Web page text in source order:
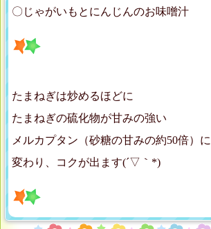
〇じゃがいもとにんじんのお味噌汁
たまねぎは炒めるほどに
たまねぎの硫化物が甘みの強い
メルカプタン（砂糖の甘みの約50倍）に
変わり、コクが出ます(´▽｀*)